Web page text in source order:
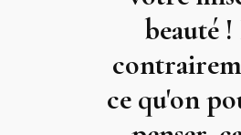
beauté
ce qu'on